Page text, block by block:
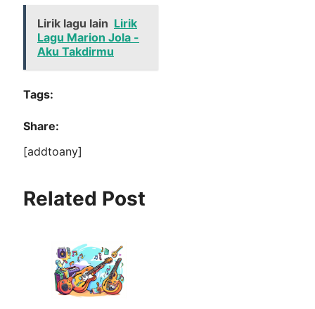
Lirik lagu lain Lirik
Lagu Marion Jola -
Aku Takdirmu
Tags:
Share:
[addtoany]
Related Post